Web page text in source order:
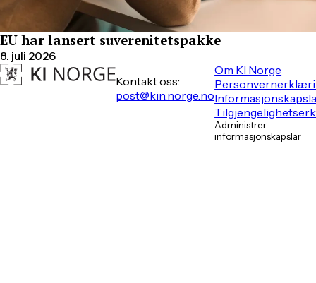
EU har lansert suverenitetspakke
8. juli 2026
Kontakt oss:
post@kin.norge.no
Om KI Norge
Administrer
informasjonskapslar